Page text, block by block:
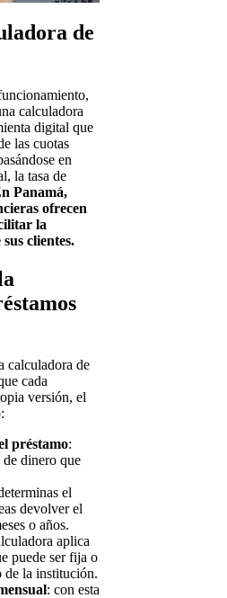
de
calculadora
digital que
las cuotas
en
la tasa de
Panamá,
ofrecen
la
clientes.
calculadora de
cada
versión, el
préstamo:
dinero que
el
devolver el
o años.
aplica
puede ser fija o
de la institución.
: con esta